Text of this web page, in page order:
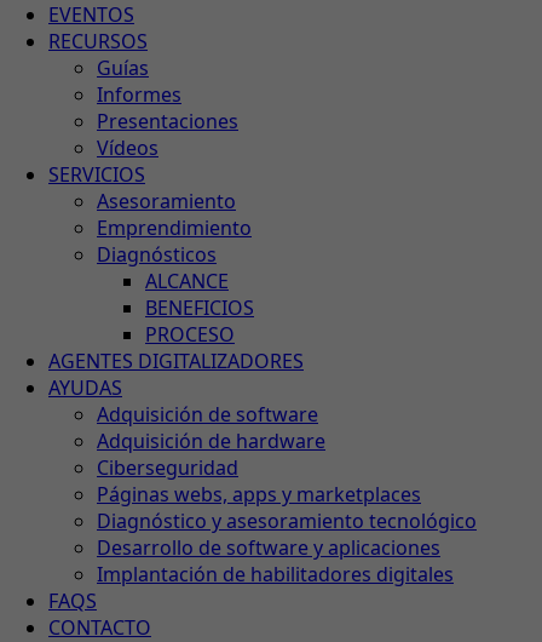
EVENTOS
RECURSOS
Guías
Informes
Presentaciones
Vídeos
SERVICIOS
Asesoramiento
Emprendimiento
Diagnósticos
ALCANCE
BENEFICIOS
PROCESO
AGENTES DIGITALIZADORES
AYUDAS
Adquisición de software
Adquisición de hardware
Ciberseguridad
Páginas webs, apps y marketplaces
Diagnóstico y asesoramiento tecnológico
Desarrollo de software y aplicaciones
Implantación de habilitadores digitales
FAQS
CONTACTO